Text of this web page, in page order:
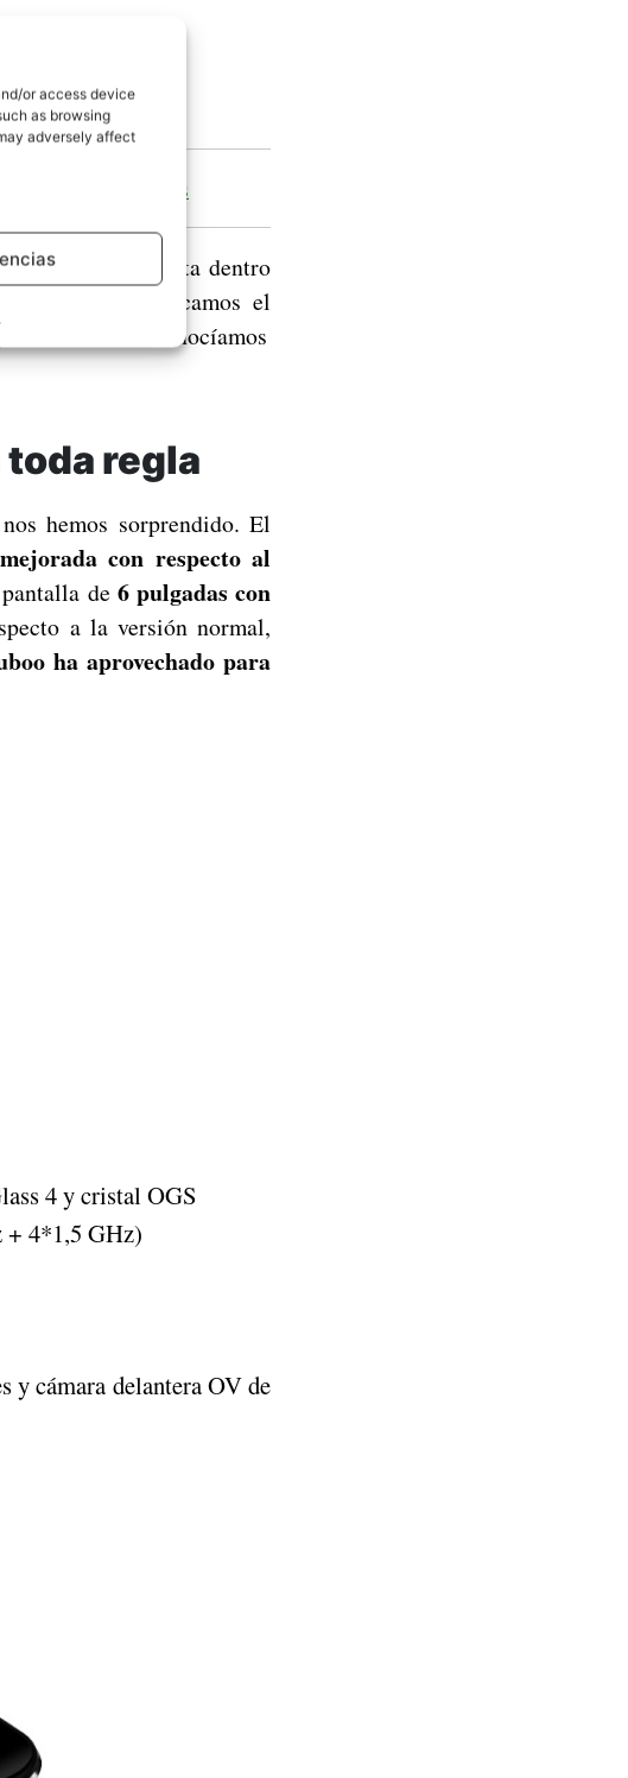
or access device
as browsing
adversely affect
la del iPhone 6s
un poco más alta dentro
concreto, destacamos el
del cual sólo conocíamos
toda regla
hemos sorprendido. El
con respecto al
de 6 pulgadas con
a la versión normal,
ha aprovechado para
4 y cristal OGS
+ 4*1,5 GHz)
y cámara delantera OV de